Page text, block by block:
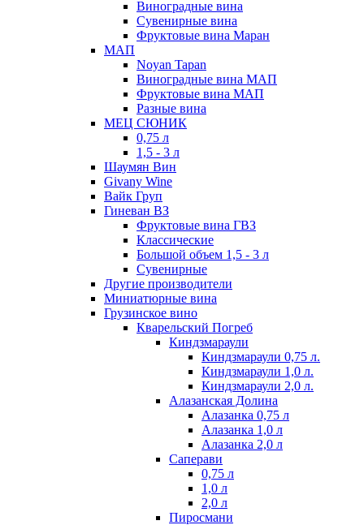
Виноградные вина
Сувенирные вина
Фруктовые вина Маран
МАП
Noyan Tapan
Виноградные вина МАП
Фруктовые вина МАП
Разные вина
МЕЦ СЮНИК
0,75 л
1,5 - 3 л
Шаумян Вин
Givany Wine
Вайк Груп
Гиневан ВЗ
Фруктовые вина ГВЗ
Классические
Большой объем 1,5 - 3 л
Сувенирные
Другие производители
Миниатюрные вина
Грузинское вино
Кварельский Погреб
Киндзмараули
Киндзмараули 0,75 л.
Киндзмараули 1,0 л.
Киндзмараули 2,0 л.
Алазанская Долина
Алазанка 0,75 л
Алазанка 1,0 л
Алазанка 2,0 л
Саперави
0,75 л
1,0 л
2,0 л
Пиросмани